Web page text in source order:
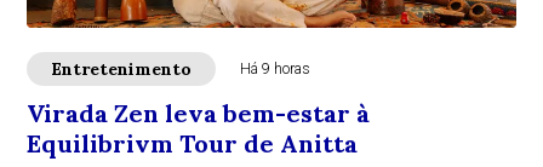
Entretenimento Há 9 horas
Virada Zen leva bem-estar à
Equilibrivm Tour de Anitta